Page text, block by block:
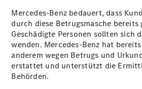
Sterne -
elektrisch
Mercedes-
Benz
Online
Store
Mercedes‑Benz bedauert, dass
durch diese Betrugsmasche bereits
Geschädigte Personen sollten sich
wenden. Mercedes‑Benz hat
anderem wegen Betrugs und
erstattet und unterstützt die
Behörden.